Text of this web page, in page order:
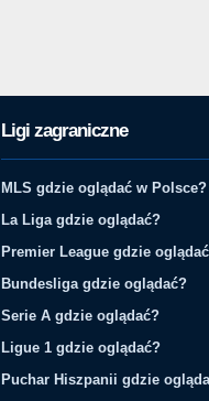
Ligi zagraniczne
MLS gdzie oglądać w Polsce?
La Liga gdzie oglądać?
Premier League gdzie
Bundesliga gdzie oglądać?
Serie A gdzie oglądać?
Ligue 1 gdzie oglądać?
Puchar Hiszpanii gdzie